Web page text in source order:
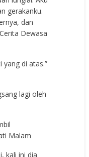
gerakanku.
dan
Dewasa
yang di atas.”
lagi oleh
Malam
kali ini dia